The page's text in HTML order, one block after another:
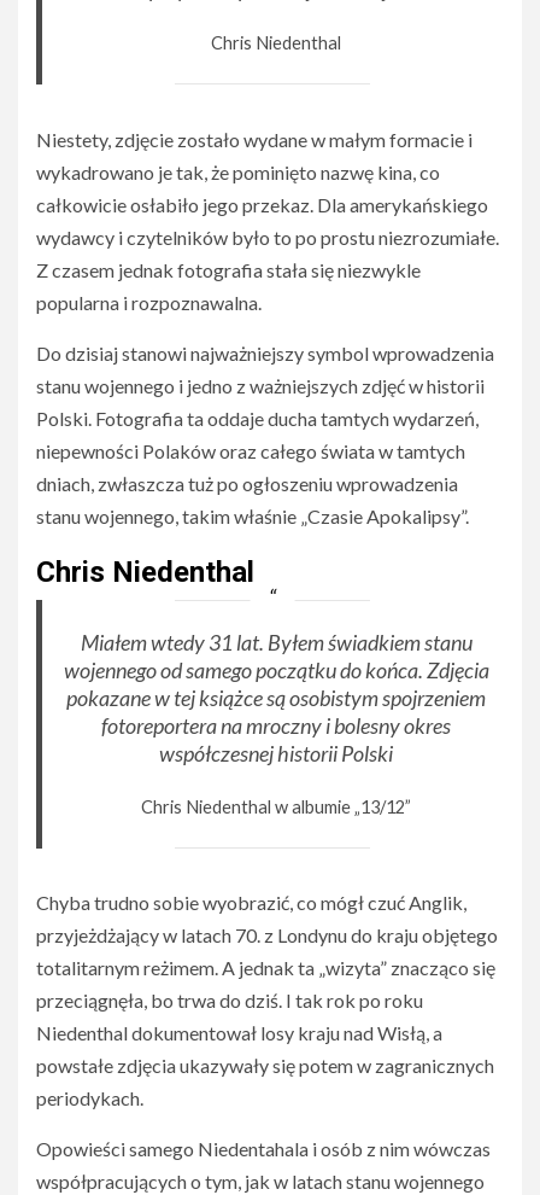
Chris Niedenthal
Niestety, zdjęcie zostało wydane w małym formacie i
wykadrowano je tak, że pominięto nazwę kina, co
całkowicie osłabiło jego przekaz. Dla amerykańskiego
wydawcy i czytelników było to po prostu niezrozumiałe.
Z czasem jednak fotografia stała się niezwykle
popularna i rozpoznawalna.
Do dzisiaj stanowi najważniejszy symbol wprowadzenia
stanu wojennego i jedno z ważniejszych zdjęć w historii
Polski. Fotografia ta oddaje ducha tamtych wydarzeń,
niepewności Polaków oraz całego świata w tamtych
dniach, zwłaszcza tuż po ogłoszeniu wprowadzenia
stanu wojennego, takim właśnie „Czasie Apokalipsy”.
Chris Niedenthal
Miałem wtedy 31 lat. Byłem świadkiem stanu
wojennego od samego początku do końca. Zdjęcia
pokazane w tej książce są osobistym spojrzeniem
fotoreportera na mroczny i bolesny okres
współczesnej historii Polski
Chris Niedenthal w albumie „13/12”
Chyba trudno sobie wyobrazić, co mógł czuć Anglik,
przyjeżdżający w latach 70. z Londynu do kraju objętego
totalitarnym reżimem. A jednak ta „wizyta” znacząco się
przeciągnęła, bo trwa do dziś. I tak rok po roku
Niedenthal dokumentował losy kraju nad Wisłą, a
powstałe zdjęcia ukazywały się potem w zagranicznych
periodykach.
Opowieści samego Niedentahala i osób z nim wówczas
współpracujących o tym, jak w latach stanu wojennego